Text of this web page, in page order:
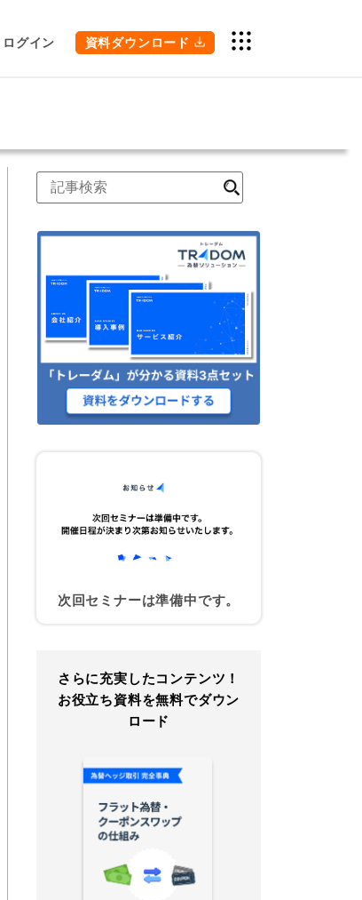
ログイン 資料ダウンロード
索
次回セミナーは準備中です。
さらに充実したコンテンツ！
お役立ち資料を無料でダウン
ロード